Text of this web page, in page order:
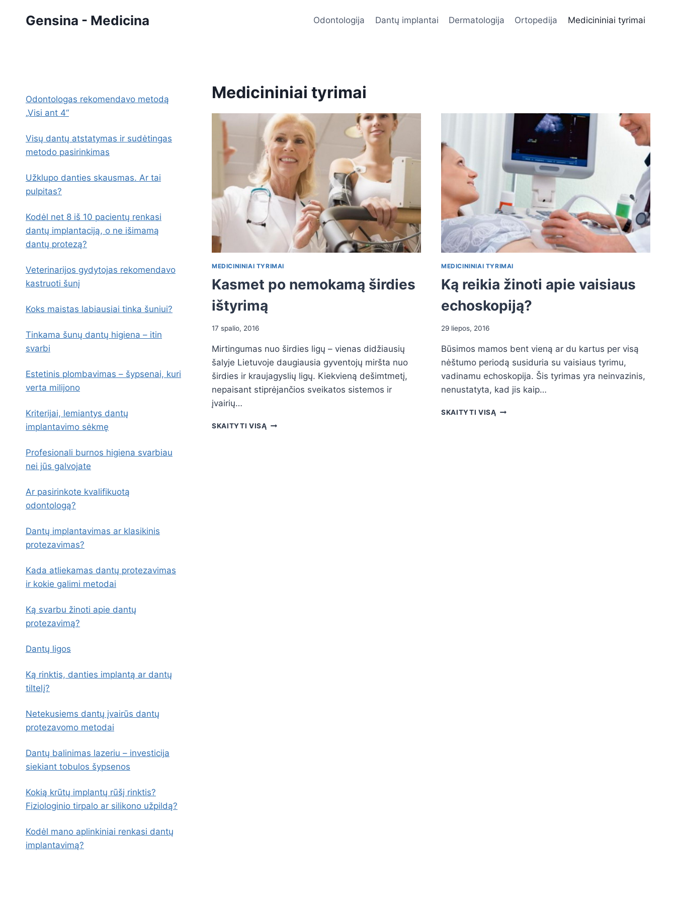
Gensina - Medicina Odontologija Dantų implantai Dermatologija Ortopedija Medicininiai tyrimai
Medicininiai tyrimai
MEDICININIAI TYRIMAI
Kasmet po nemokamą širdies
ištyrimą
17 spalio, 2016
Mirtingumas nuo širdies ligų – vienas didžiausių
šalyje Lietuvoje daugiausia gyventojų miršta nuo
širdies ir kraujagyslių ligų. Kiekvieną dešimtmetį,
nepaisant stiprėjančios sveikatos sistemos ir
įvairių…
SKAITYTI VISĄ KASMET
MEDICININIAI TYRIMAI
Ką reikia žinoti apie vaisiaus
echoskopiją?
29 liepos, 2016
Būsimos mamos bent vieną ar du kartus per visą
nėštumo periodą susiduria su vaisiaus tyrimu,
vadinamu echoskopija. Šis tyrimas yra neinvazinis,
nenustatyta, kad jis kaip…
SKAITYTI VISĄ KĄ
Odontologas rekomendavo metodą
„Visi ant 4“
Visų dantų atstatymas ir sudėtingas
metodo pasirinkimas
Užklupo danties skausmas. Ar tai
pulpitas?
Kodėl net 8 iš 10 pacientų renkasi
dantų implantaciją, o ne išimamą
dantų protezą?
Veterinarijos gydytojas rekomendavo
kastruoti šunį
Koks maistas labiausiai tinka šuniui?
Tinkama šunų dantų higiena – itin
svarbi
Estetinis plombavimas – šypsenai, kuri
verta milijono
Kriterijai, lemiantys dantų
implantavimo sėkmę
Profesionali burnos higiena svarbiau
nei jūs galvojate
Ar pasirinkote kvalifikuotą
odontologą?
Dantų implantavimas ar klasikinis
protezavimas?
Kada atliekamas dantų protezavimas
ir kokie galimi metodai
Ką svarbu žinoti apie dantų
protezavimą?
Dantų ligos
Ką rinktis, danties implantą ar dantų
tiltelį?
Netekusiems dantų įvairūs dantų
protezavomo metodai
Dantų balinimas lazeriu – investicija
siekiant tobulos šypsenos
Kokią krūtų implantų rūšį rinktis?
Fiziologinio tirpalo ar silikono užpildą?
Kodėl mano aplinkiniai renkasi dantų
implantavimą?